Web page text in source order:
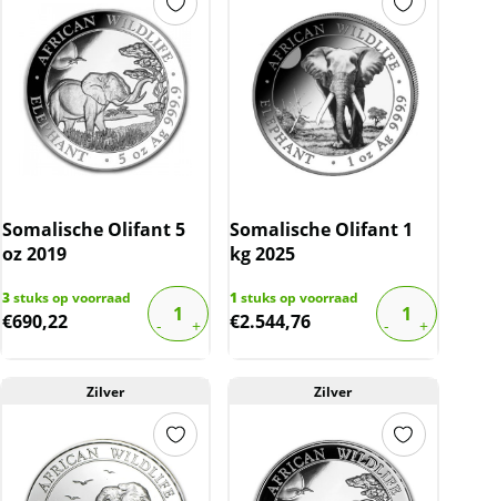
Somalische Olifant 5
oz 2019
3stuks op voorraad
€690,22
Somalische Olifant 1
kg 2025
1 stuks op voorraad
€2.544,76
Zilver Zilver